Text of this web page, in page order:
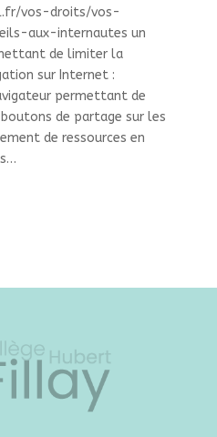
vos-droits/vos-
aux-internautes un
de limiter la
sur Internet :
permettant de
de partage sur les
de ressources en